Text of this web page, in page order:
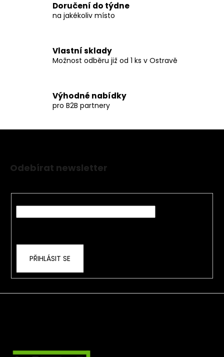
k
y
p
i
s
Doručení do týdne
na jakékoliv místo
Vlastní sklady
Možnost odběru již od 1 ks v Ostravě
Výhodné nabídky
pro B2B partnery
Odebírat newsletter
PŘIHLÁSIT SE